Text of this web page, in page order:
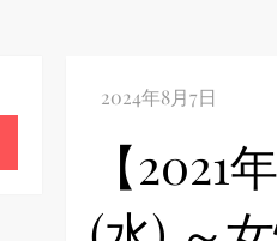
【2021